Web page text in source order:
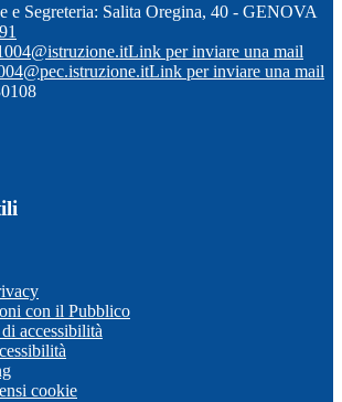
e Segreteria: Salita Oregina, 40 - GENOVA
Link per inviare una mail
Link per inviare una mail
con il Pubblico
accessibilità
cookie